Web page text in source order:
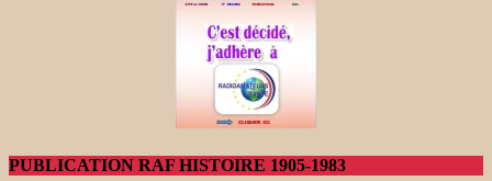
PUBLICATION RAF HISTOIRE 1905-1983